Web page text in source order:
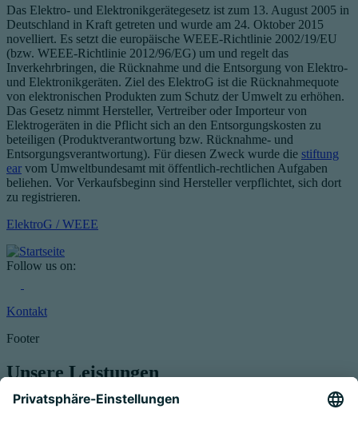
Das Elektro- und Elektronikgerätegesetz ist zum 13. August 2005 in
Deutschland in Kraft getreten und wurde am 24. Oktober 2015
novelliert. Es setzt die europäische WEEE-Richtlinie 2002/19/EU
(bzw. WEEE-Richtlinie 2012/96/EG) um und regelt das
Inverkehrbringen, die Rücknahme und die Entsorgung von Elektro-
und Elektronikgeräten. Ziel des ElektroG ist die Rücknahmequote
von elektronischen Produkten zum Schutz der Umwelt zu erhöhen.
Das Gesetz nimmt Hersteller, Vertreiber oder Importeur von
Elektrogeräten in die Pflicht sich an den Entsorgungskosten zu
beteiligen (Produktverantwortung bzw. Rücknahme- und
Entsorgungsverantwortung). Für diesen Zweck wurde die stiftung
ear vom Umweltbundesamt mit öffentlich-rechtlichen Aufgaben
beliehen. Vor Verkaufsbeginn sind Hersteller verpflichtet, sich dort
zu registrieren.
ElektroG / WEEE
Follow us on:
Kontakt
Footer
Unsere Leistungen
Service für Elektrogeräte